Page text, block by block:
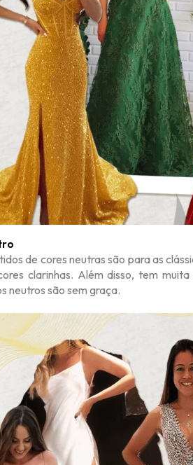
de cores neutras são para as
clarinhas. Além disso, tem
neutros são sem graça.